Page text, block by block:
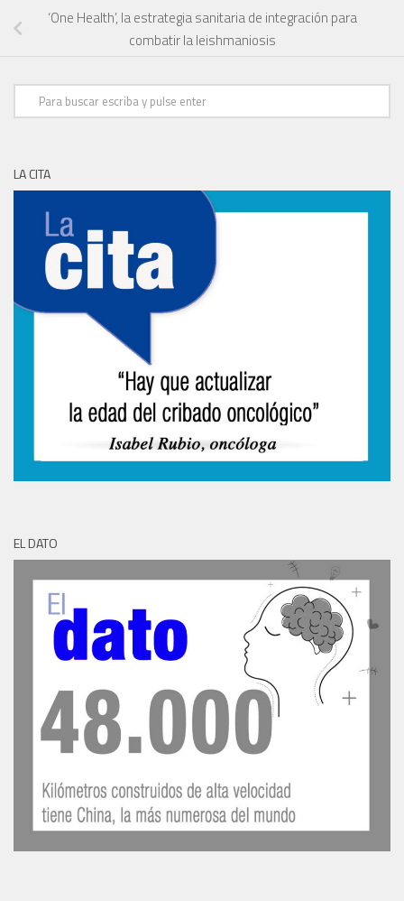
‘One Health’, la estrategia sanitaria de integración para
combatir la leishmaniosis
LA CITA
EL DATO